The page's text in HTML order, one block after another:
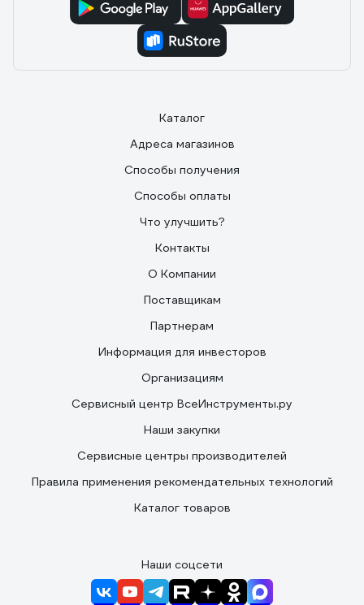
Каталог
Адреса магазинов
Способы получения
Способы оплаты
Что улучшить?
Контакты
О Компании
Поставщикам
Партнерам
Информация для инвесторов
Организациям
Сервисный центр ВсеИнструменты.ру
Наши закупки
Сервисные центры производителей
Правила применения рекомендательных технологий
Каталог товаров
Наши соцсети